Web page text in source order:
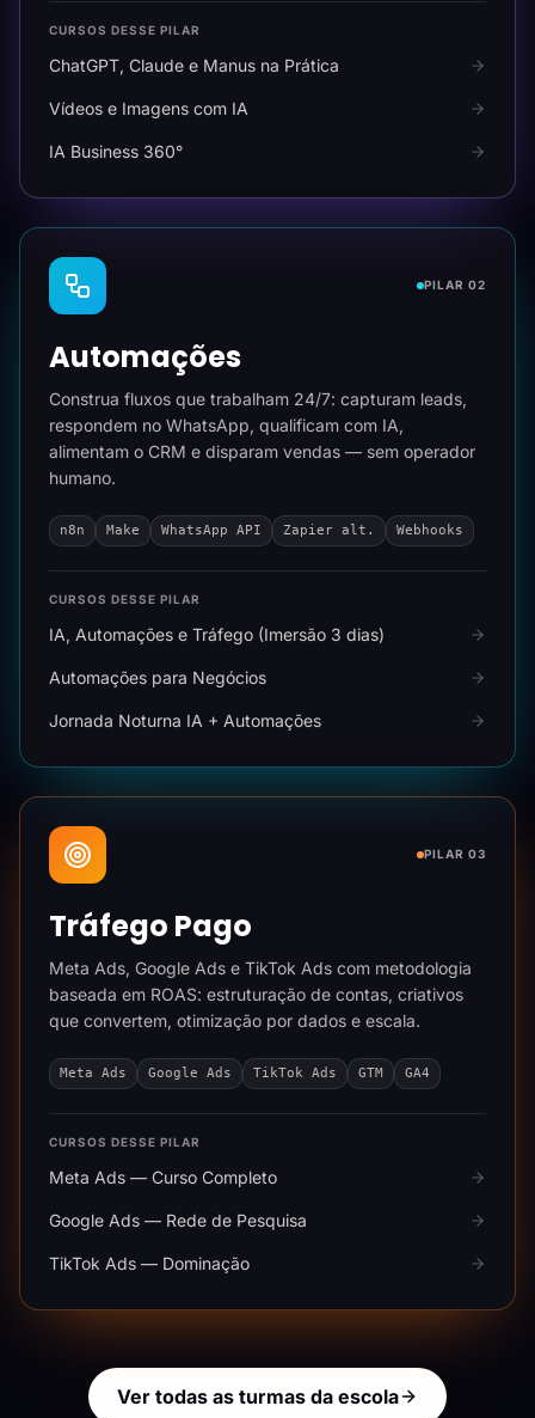
CURSOS DESSE PILAR
ChatGPT, Claude e Manus na Prática
Vídeos e Imagens com IA
IA Business 360°
PILAR 02
Automações
Construa fluxos que trabalham 24/7: capturam leads,
respondem no WhatsApp, qualificam com IA,
alimentam o CRM e disparam vendas — sem operador
humano.
n8n Make WhatsApp API Zapier alt. Webhooks
CURSOS DESSE PILAR
IA, Automações e Tráfego (Imersão 3 dias)
Automações para Negócios
Jornada Noturna IA + Automações
PILAR 03
Tráfego Pago
Meta Ads, Google Ads e TikTok Ads com metodologia
baseada em ROAS: estruturação de contas, criativos
que convertem, otimização por dados e escala.
Meta Ads Google Ads TikTok Ads GTM GA4
CURSOS DESSE PILAR
Meta Ads — Curso Completo
Google Ads — Rede de Pesquisa
TikTok Ads — Dominação
Ver todas as turmas da escola